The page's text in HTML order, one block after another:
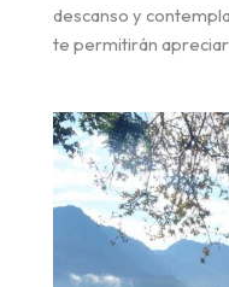
descanso y
te permitirán